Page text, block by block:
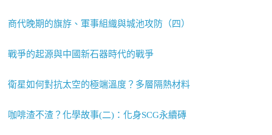
商代晚期的旗斿、軍事組織與城池攻防（四）
戰爭的起源與中國新石器時代的戰爭
衛星如何對抗太空的極端溫度？多層隔熱材料
咖啡渣不渣？化學故事(二)：化身SCG永續磚